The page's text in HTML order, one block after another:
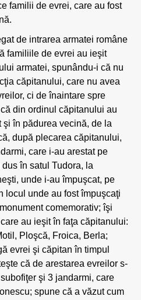
familii de evrei, care au fost
de intrarea armatei române
familiile de evrei au ieşit
armatei, spunându-i că nu
căpitanului, care nu avea
ci de înaintare spre
din ordinul căpitanului au
şi în pădurea vecină, de la
după plecarea căpitanului,
care i-au arestat pe
în satul Tudora, la
unde i-au împuşcat, pe
locul unde au fost împuşcaţi
comemorativ; îşi
au ieşit în faţa căpitanului:
Ploşcă, Froica, Berla;
evrei şi căpitan în timpul
că de arestarea evreilor s-
şi 3 jandarmi, care
spune că a văzut cum